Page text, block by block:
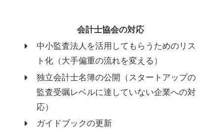
会計士協会の対応
中小監査法人を活用してもらうためのリス
ト化（大手偏重の流れを変える）
独立会計士名簿の公開（スタートアップの
監査受嘱レベルに達していない企業への対
応）
ガイドブックの更新